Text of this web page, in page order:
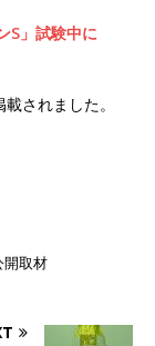
S」試験中に
されました。
開取材